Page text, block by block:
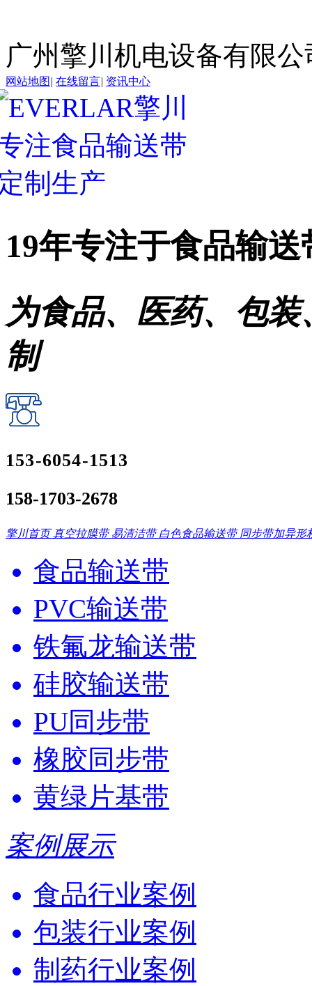
广州擎川机电设备有限
网站地图 | 在线留言| 资讯中心
19年专注于食品输送
为食品、医药、包
制
153-6054-1513
158-1703-2678
擎川首页 真空拉膜带 易清洁带 白色食品输送带 同步带加异形
食品输送带
PVC输送带
铁氟龙输送带
硅胶输送带
PU同步带
橡胶同步带
黄绿片基带
案例展示
食品行业案例
包装行业案例
制药行业案例